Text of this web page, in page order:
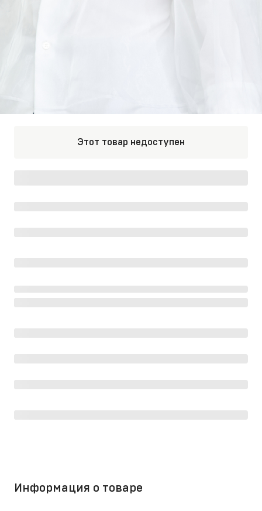
Этот товар недоступен
Информация о товаре